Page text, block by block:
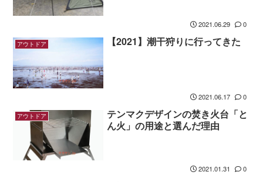
2021.06.29 0
アウトドア 【2021】潮干狩りに行ってきた
2021.06.17 0
アウトドア
テンマクデザインの焚き火台「と
ん火」の用途と選んだ理由
2021.01.31 0